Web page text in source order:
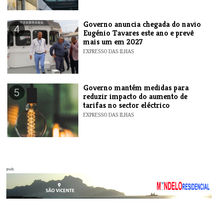
4
Governo anuncia chegada do navio
Eugénio Tavares este ano e prevê
mais um em 2027
EXPRESSO DAS ILHAS
5
Governo mantém medidas para
reduzir impacto do aumento de
tarifas no sector eléctrico
EXPRESSO DAS ILHAS
pub.